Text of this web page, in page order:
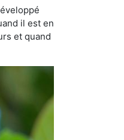
il est en
et quand